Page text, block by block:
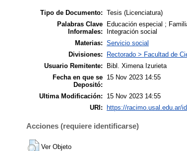
Tipo de Documento: Tesis (Licenciatura)
Palabras Clave
Informales:
Educación especial ;
Integración social
Materias: Servicio social
Divisiones:
Rectorado > Facultad de
Usuario Remitente:
Bibl. Ximena Izurieta
Fecha en que se
Depositó:
15 Nov 2023 14:55
Ultima Modificación:
15 Nov 2023 14:55
URI:
https://racimo.usal.edu.ar/
Acciones (requiere identificarse)
Ver Objeto